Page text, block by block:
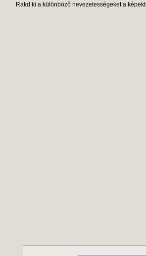
Rakd ki a különböző nevezetességeket a